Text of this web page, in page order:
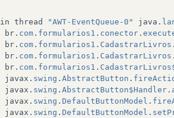
in thread "AWT-EventQueue-0" java .
br . com . formularios1 . conector .
br . com . formularios1 . CadastrarLivros
br . com . formularios1 . CadastrarLivros
br . com . formularios1 .
javax . swing . AbstractButton .
javax . swing . AbstractButton$Handler .
javax . swing . DefaultButtonModel .
javax . swing . DefaultButtonModel .